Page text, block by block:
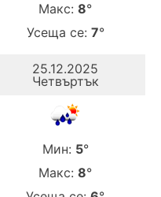
Макс: 8°
Усеща се: 7°
25.12.2025
Четвъртък
Мин: 5°
Макс: 8°